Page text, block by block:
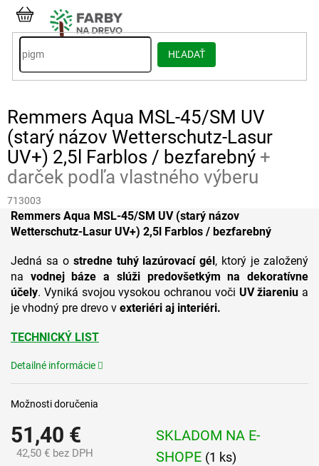
Prejsť
obsah
HĽADAŤ
NÁKUPNÝ
KOŠÍK
Remmers Aqua MSL-45/SM UV
(starý názov Wetterschutz-Lasur
UV+) 2,5l Farblos / bezfarebný +
darček podľa vlastného výberu
713003
51,40 €
42,50 € bez DPH
SKLADOM NA E-
SHOPE (1 ks)
Možnosti doručenia
Remmers Aqua MSL-45/SM UV (starý názov
Wetterschutz-Lasur UV+) 2,5l Farblos / bezfarebný
Jedná sa o stredne tuhý lazúrovací gél, ktorý je založený
na vodnej báze a slúži predovšetkým na dekoratívne
účely. Vyniká svojou vysokou ochranou voči UV žiareniu a
je vhodný pre drevo v exteriéri aj interiéri.
TECHNICKÝ LIST
Detailné informácie